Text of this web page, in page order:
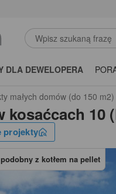
DLA DEWELOPERA
małych domów (do 150 m2)
kosaćcach 10
projekty
z kotłem na pellet